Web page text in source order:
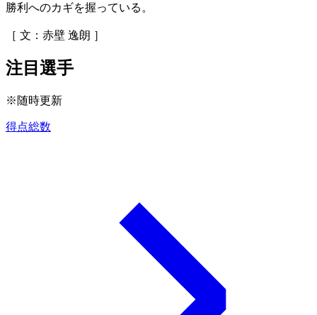
勝利へのカギを握っている。
［ 文：赤壁 逸朗 ］
注目選手
※随時更新
得点総数